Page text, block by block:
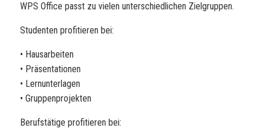
WPS Office passt zu vielen unterschiedlichen Zielgruppen.
Studenten profitieren bei:
• Hausarbeiten
• Präsentationen
• Lernunterlagen
• Gruppenprojekten
Berufstätige profitieren bei: